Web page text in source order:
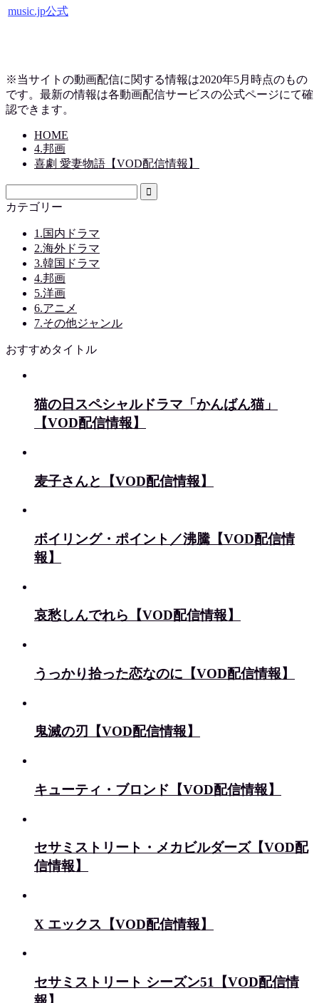
music.jp公式
※当サイトの動画配信に関する情報は2020年5月時点のもの
です。最新の情報は各動画配信サービスの公式ページにて確
認できます。
HOME
4.邦画
喜劇 愛妻物語【VOD配信情報】
カテゴリー
1.国内ドラマ
2.海外ドラマ
3.韓国ドラマ
4.邦画
5.洋画
6.アニメ
7.その他ジャンル
おすすめタイトル
猫の日スペシャルドラマ「かんばん猫」
【VOD配信情報】
麦子さんと【VOD配信情報】
ボイリング・ポイント／沸騰【VOD配信情
報】
哀愁しんでれら【VOD配信情報】
うっかり拾った恋なのに【VOD配信情報】
鬼滅の刃【VOD配信情報】
キューティ・ブロンド【VOD配信情報】
セサミストリート・メカビルダーズ【VOD配
信情報】
X エックス【VOD配信情報】
セサミストリート シーズン51【VOD配信情